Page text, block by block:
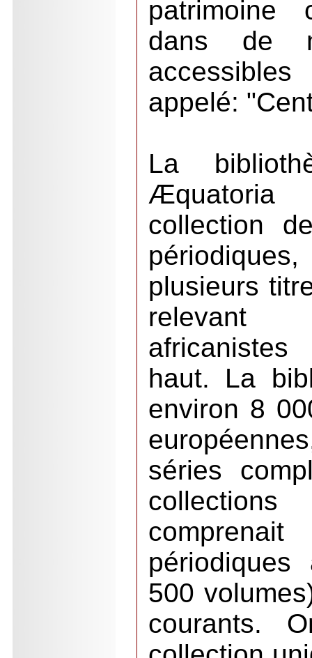
patrimoine
dans de
appelé:
La
Æquatoria
collection
plusieurs
relevant
haut. La
environ 8
séries
collections
500
courants.